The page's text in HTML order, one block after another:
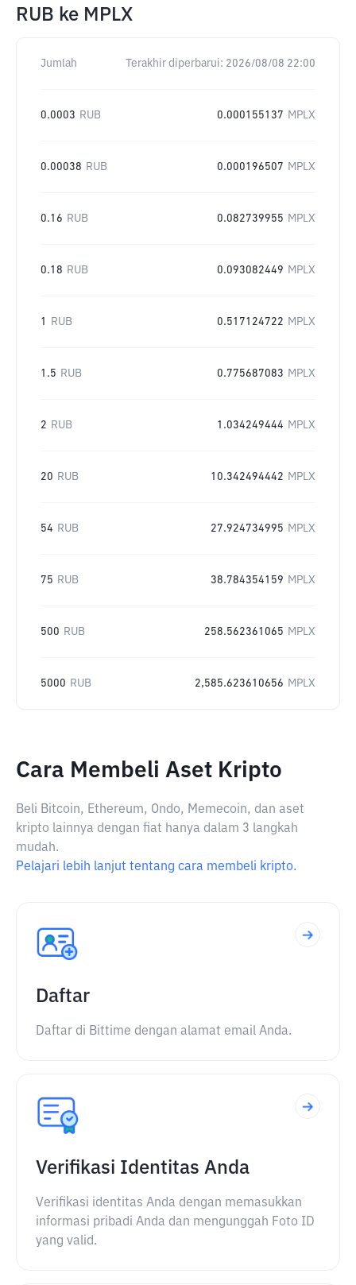
RUB ke MPLX
Jumlah Terakhir diperbarui: 2026/08/08 22:00
0.0003 RUB 0.000155137 MPLX
0.00038 RUB 0.000196507 MPLX
0.16 RUB 0.082739955 MPLX
0.18 RUB 0.093082449 MPLX
1 RUB 0.517124722 MPLX
1.5 RUB 0.775687083 MPLX
2 RUB 1.034249444 MPLX
20 RUB 10.342494442 MPLX
54 RUB 27.924734995 MPLX
75 RUB 38.784354159 MPLX
500 RUB 258.562361065 MPLX
5000 RUB 2,585.623610656 MPLX
Cara Membeli Aset Kripto
Beli Bitcoin, Ethereum, Ondo, Memecoin, dan aset
kripto lainnya dengan fiat hanya dalam 3 langkah
mudah.
Pelajari lebih lanjut tentang cara membeli kripto.
Daftar
Daftar di Bittime dengan alamat email Anda.
Verifikasi Identitas Anda
Verifikasi identitas Anda dengan memasukkan
informasi pribadi Anda dan mengunggah Foto ID
yang valid.